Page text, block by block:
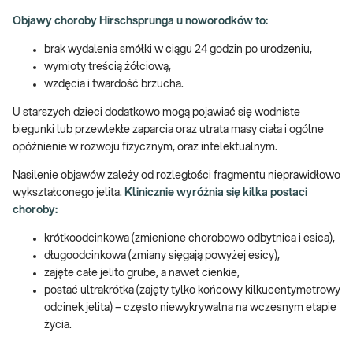
Objawy choroby Hirschsprunga u noworodków to:
brak wydalenia smółki w ciągu 24 godzin po urodzeniu,
wymioty treścią żółciową,
wzdęcia i twardość brzucha.
U starszych dzieci dodatkowo mogą pojawiać się wodniste
biegunki lub przewlekłe zaparcia oraz utrata masy ciała i ogólne
opóźnienie w rozwoju fizycznym, oraz intelektualnym.
Nasilenie objawów zależy od rozległości fragmentu nieprawidłowo
wykształconego jelita. Klinicznie wyróżnia się kilka postaci
choroby:
krótkoodcinkowa (zmienione chorobowo odbytnica i esica),
długoodcinkowa (zmiany sięgają powyżej esicy),
zajęte całe jelito grube, a nawet cienkie,
postać ultrakrótka (zajęty tylko końcowy kilkucentymetrowy
odcinek jelita) – często niewykrywalna na wczesnym etapie
życia.